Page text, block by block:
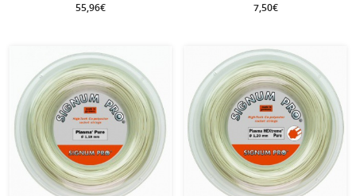
55,96€ 7,50€